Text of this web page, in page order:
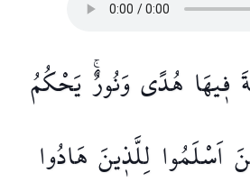
ف۪يهَا هُدًىوَنُورٌۚيَحْكُمُ
اَسْلَمُوا لِلَّذ۪ينَ هَادُوا